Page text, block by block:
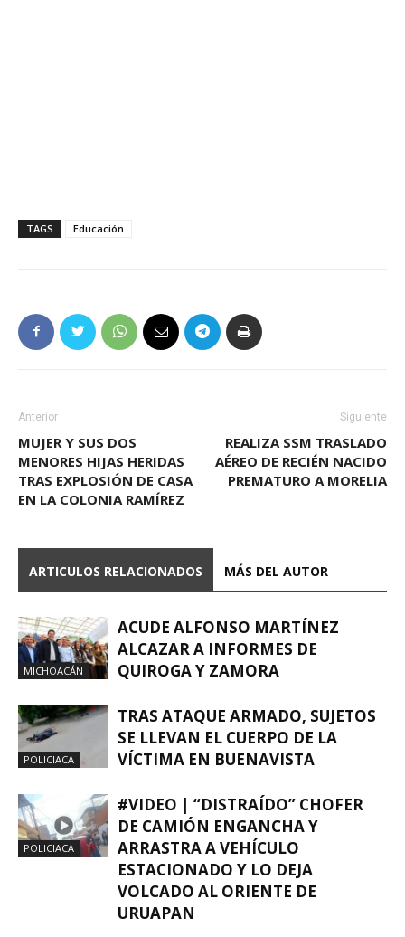
TAGS Educación
Anterior
MUJER Y SUS DOS
MENORES HIJAS HERIDAS
TRAS EXPLOSIÓN DE CASA
EN LA COLONIA RAMÍREZ
Siguiente
REALIZA SSM TRASLADO
AÉREO DE RECIÉN NACIDO
PREMATURO A MORELIA
ARTICULOS RELACIONADOS MÁS DEL AUTOR
MICHOACÁN
ACUDE ALFONSO MARTÍNEZ
ALCAZAR A INFORMES DE
QUIROGA Y ZAMORA
POLICIACA
TRAS ATAQUE ARMADO, SUJETOS
SE LLEVAN EL CUERPO DE LA
VÍCTIMA EN BUENAVISTA
POLICIACA
#VIDEO | “DISTRAÍDO” CHOFER
DE CAMIÓN ENGANCHA Y
ARRASTRA A VEHÍCULO
ESTACIONADO Y LO DEJA
VOLCADO AL ORIENTE DE
URUAPAN